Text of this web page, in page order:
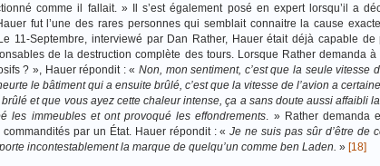
comme il fallait. » Il s’est également posé en expert lorsqu’il a
fut l’une des rares personnes qui semblait connaitre la cause
11-Septembre, interviewé par Dan Rather, Hauer était déjà capable de
de la destruction complète des tours. Lorsque Rather demanda
? », Hauer répondit : « Non, mon sentiment, c’est que la seule vitesse
le bâtiment qui a ensuite brûlé, c’est que la vitesse de l’avion a
et que vous ayez cette chaleur intense, ça a sans doute aussi affaibli
les immeubles et ont provoqué les effondrements. » Rather demanda
par un État. Hauer répondit : «Je ne suis pas sûr d’être de
incontestablement la marque de quelqu’un comme ben Laden. » [18]